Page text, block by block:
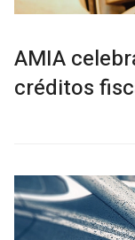
AMIA
créditos